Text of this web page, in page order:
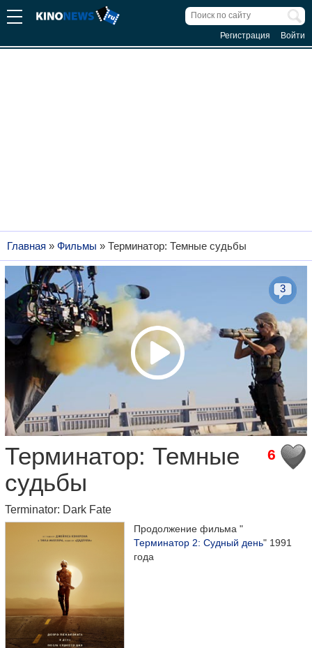
Регистрация Войти
Главная » Фильмы » Терминатор: Темные судьбы
3
6
Терминатор: Темные
судьбы
Terminator: Dark Fate
Продолжение фильма "
Терминатор 2: Судный день" 1991
года